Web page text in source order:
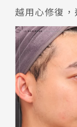
越用心修復，